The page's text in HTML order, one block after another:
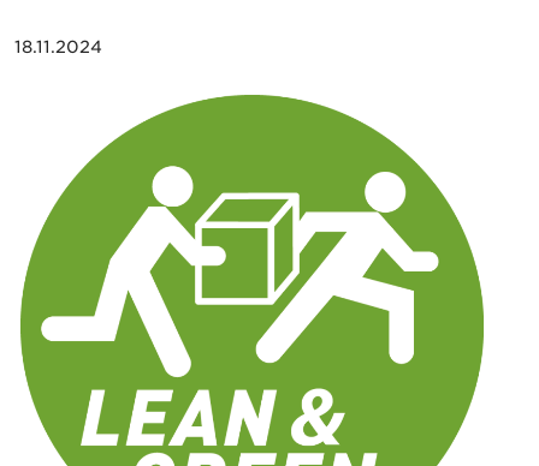
18.11.2024